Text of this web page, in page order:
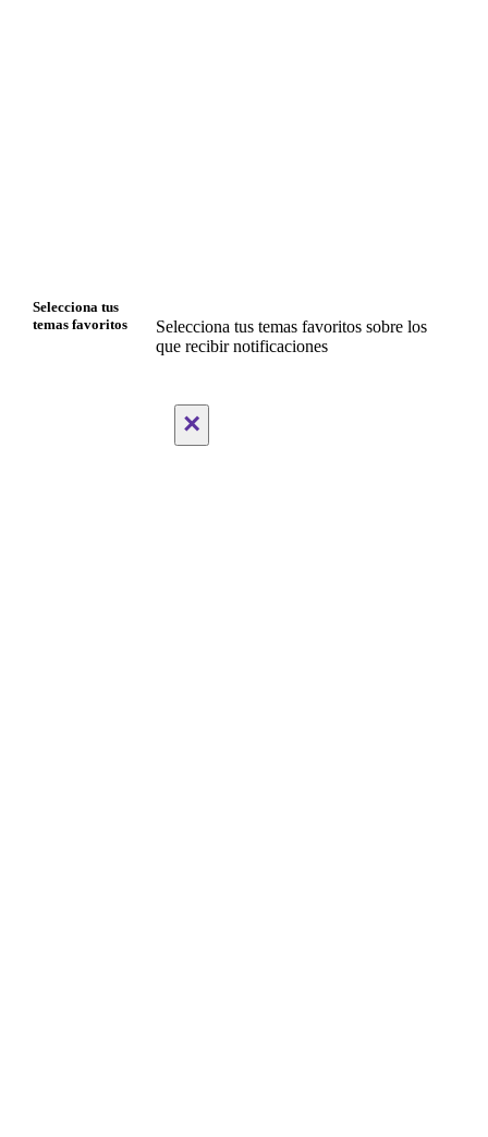
Selecciona tus
temas favoritos
×
Selecciona tus temas favoritos sobre los
que recibir notificaciones